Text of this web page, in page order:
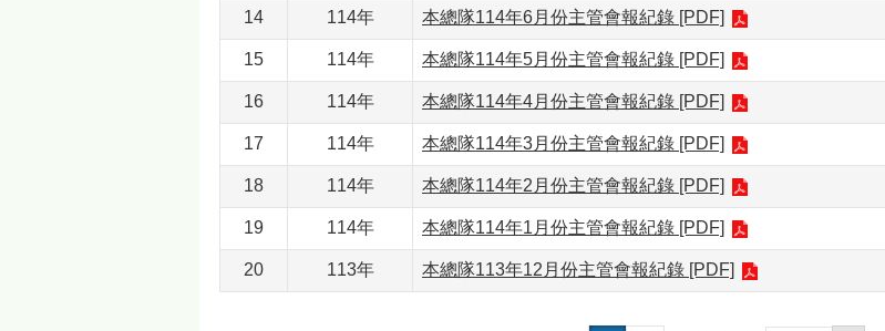
14 114年 本總隊114年6月份主管會報紀錄 [PDF]
15 114年 本總隊114年5月份主管會報紀錄 [PDF]
16 114年 本總隊114年4月份主管會報紀錄 [PDF]
17 114年 本總隊114年3月份主管會報紀錄 [PDF]
18 114年 本總隊114年2月份主管會報紀錄 [PDF]
19 114年 本總隊114年1月份主管會報紀錄 [PDF]
20 113年 本總隊113年12月份主管會報紀錄 [PDF]